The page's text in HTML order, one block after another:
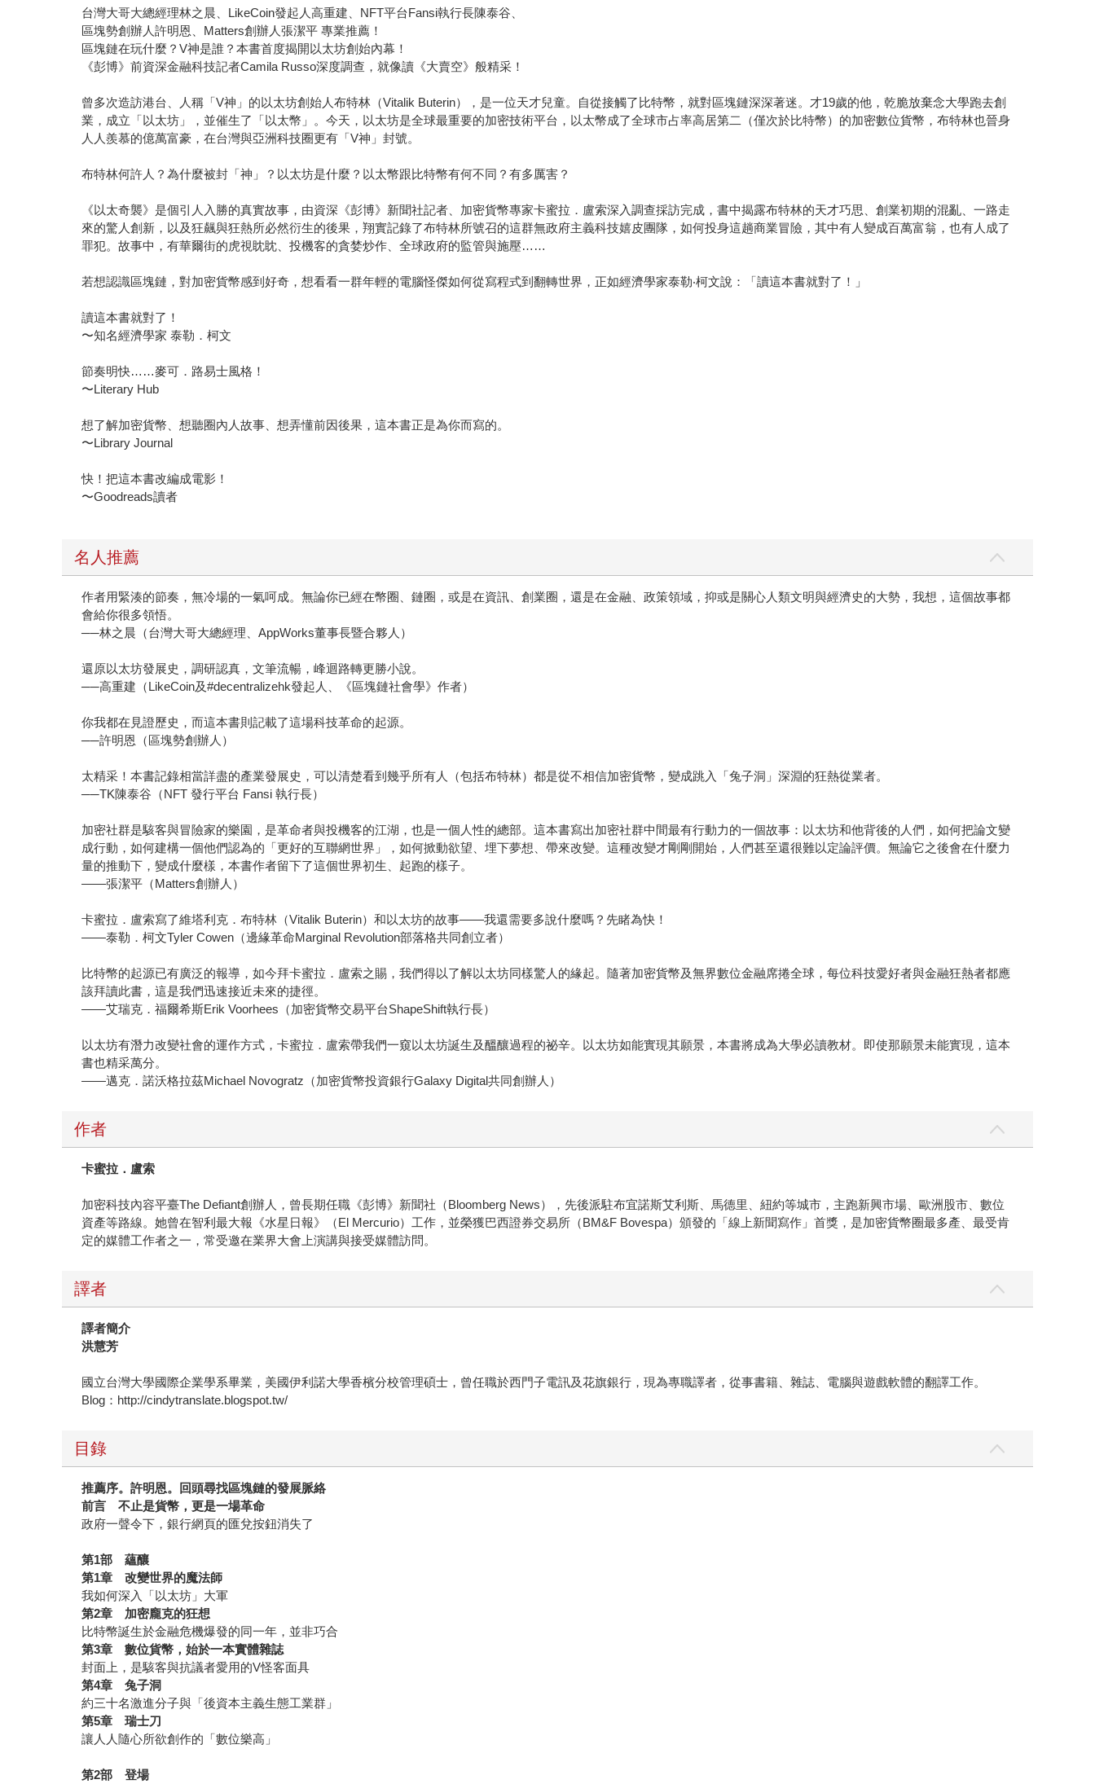
台灣大哥大總經理林之晨、LikeCoin發起人高重建、NFT平台Fansi執行長陳泰谷、
區塊勢創辦人許明恩、Matters創辦人張潔平 專業推薦！
區塊鏈在玩什麼？V神是誰？本書首度揭開以太坊創始內幕！
《彭博》前資深金融科技記者Camila Russo深度調查，就像讀《大賣空》般精采！
曾多次造訪港台、人稱「V神」的以太坊創始人布特林（Vitalik Buterin），是一位天才兒童。自從接觸了比特幣，就對區塊鏈深深著迷。才19歲的他，乾脆放棄念大學跑去創
業，成立「以太坊」，並催生了「以太幣」。今天，以太坊是全球最重要的加密技術平台，以太幣成了全球市占率高居第二（僅次於比特幣）的加密數位貨幣，布特林也晉身
人人羨慕的億萬富豪，在台灣與亞洲科技圈更有「V神」封號。
布特林何許人？為什麼被封「神」？以太坊是什麼？以太幣跟比特幣有何不同？有多厲害？
《以太奇襲》是個引人入勝的真實故事，由資深《彭博》新聞社記者、加密貨幣專家卡蜜拉．盧索深入調查採訪完成，書中揭露布特林的天才巧思、創業初期的混亂、一路走
來的驚人創新，以及狂飆與狂熱所必然衍生的後果，翔實記錄了布特林所號召的這群無政府主義科技嬉皮團隊，如何投身這趟商業冒險，其中有人變成百萬富翁，也有人成了
罪犯。故事中，有華爾街的虎視眈眈、投機客的貪婪炒作、全球政府的監管與施壓……
若想認識區塊鏈，對加密貨幣感到好奇，想看看一群年輕的電腦怪傑如何從寫程式到翻轉世界，正如經濟學家泰勒‧柯文說：「讀這本書就對了！」
讀這本書就對了！
〜知名經濟學家 泰勒．柯文
節奏明快……麥可．路易士風格！
〜Literary Hub
想了解加密貨幣、想聽圈內人故事、想弄懂前因後果，這本書正是為你而寫的。
〜Library Journal
快！把這本書改編成電影！
〜Goodreads讀者
名人推薦
作者用緊湊的節奏，無冷場的一氣呵成。無論你已經在幣圈、鏈圈，或是在資訊、創業圈，還是在金融、政策領域，抑或是關心人類文明與經濟史的大勢，我想，這個故事都
會給你很多領悟。
──林之晨（台灣大哥大總經理、AppWorks董事長暨合夥人）
還原以太坊發展史，調研認真，文筆流暢，峰迴路轉更勝小說。
──高重建（LikeCoin及#decentralizehk發起人、《區塊鏈社會學》作者）
你我都在見證歷史，而這本書則記載了這場科技革命的起源。
──許明恩（區塊勢創辦人）
太精采！本書記錄相當詳盡的產業發展史，可以清楚看到幾乎所有人（包括布特林）都是從不相信加密貨幣，變成跳入「兔子洞」深淵的狂熱從業者。
──TK陳泰谷（NFT 發行平台 Fansi 執行長）
加密社群是駭客與冒險家的樂園，是革命者與投機客的江湖，也是一個人性的總部。這本書寫出加密社群中間最有行動力的一個故事：以太坊和他背後的人們，如何把論文變
成行動，如何建構一個他們認為的「更好的互聯網世界」，如何掀動欲望、埋下夢想、帶來改變。這種改變才剛剛開始，人們甚至還很難以定論評價。無論它之後會在什麼力
量的推動下，變成什麼樣，本書作者留下了這個世界初生、起跑的樣子。
——張潔平（Matters創辦人）
卡蜜拉．盧索寫了維塔利克．布特林（Vitalik Buterin）和以太坊的故事——我還需要多說什麼嗎？先睹為快！
——泰勒．柯文Tyler Cowen（邊緣革命Marginal Revolution部落格共同創立者）
比特幣的起源已有廣泛的報導，如今拜卡蜜拉．盧索之賜，我們得以了解以太坊同樣驚人的緣起。隨著加密貨幣及無界數位金融席捲全球，每位科技愛好者與金融狂熱者都應
該拜讀此書，這是我們迅速接近未來的捷徑。
——艾瑞克．福爾希斯Erik Voorhees（加密貨幣交易平台ShapeShift執行長）
以太坊有潛力改變社會的運作方式，卡蜜拉．盧索帶我們一窺以太坊誕生及醞釀過程的祕辛。以太坊如能實現其願景，本書將成為大學必讀教材。即使那願景未能實現，這本
書也精采萬分。
——邁克．諾沃格拉茲Michael Novogratz（加密貨幣投資銀行Galaxy Digital共同創辦人）
作者
卡蜜拉．盧索
加密科技內容平臺The Defiant創辦人，曾長期任職《彭博》新聞社（Bloomberg News），先後派駐布宜諾斯艾利斯、馬德里、紐約等城市，主跑新興市場、歐洲股市、數位
資產等路線。她曾在智利最大報《水星日報》（El Mercurio）工作，並榮獲巴西證券交易所（BM&F Bovespa）頒發的「線上新聞寫作」首獎，是加密貨幣圈最多產、最受肯
定的媒體工作者之一，常受邀在業界大會上演講與接受媒體訪問。
譯者
譯者簡介
洪慧芳
國立台灣大學國際企業學系畢業，美國伊利諾大學香檳分校管理碩士，曾任職於西門子電訊及花旗銀行，現為專職譯者，從事書籍、雜誌、電腦與遊戲軟體的翻譯工作。
Blog：http://cindytranslate.blogspot.tw/
目錄
推薦序。許明恩。回頭尋找區塊鏈的發展脈絡
前言 不止是貨幣，更是一場革命
政府一聲令下，銀行網頁的匯兌按鈕消失了
第1部 蘊釀
第1章 改變世界的魔法師
我如何深入「以太坊」大軍
第2章 加密龐克的狂想
比特幣誕生於金融危機爆發的同一年，並非巧合
第3章 數位貨幣，始於一本實體雜誌
封面上，是駭客與抗議者愛用的V怪客面具
第4章 兔子洞
約三十名激進分子與「後資本主義生態工業群」
第5章 瑞士刀
讓人人隨心所欲創作的「數位樂高」
第2部 登場